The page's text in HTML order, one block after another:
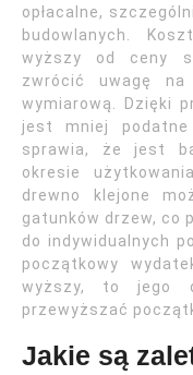
opłacalne,
budowlanych.
wyższy od ceny
zwrócić uwagę
wymiarową. Dzięki
jest mniej
sprawia, że jest
okresie
drewno klejone
gatunków drzew, co
do indywidualnych
początkowy
wyższy, to jego
przewyższać
Jakie są